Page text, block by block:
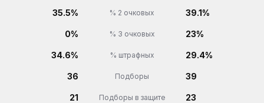
35.5% % 2 очковых 39.1%
0% % 3 очковых 23%
34.6% % штрафных 29.4%
36 Подборы 39
21 Подборы в защите 23